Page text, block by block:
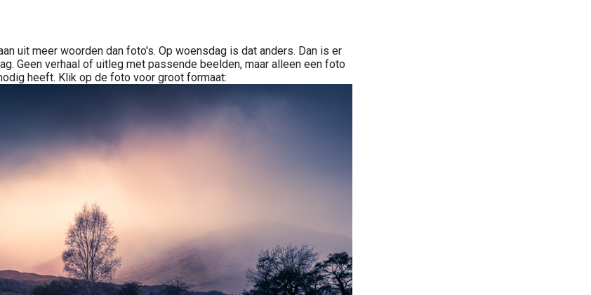
uit meer woorden dan foto's. Op woensdag is dat anders. Dan is er
Geen verhaal of uitleg met passende beelden, maar alleen een foto
heeft. Klik op de foto voor groot formaat: